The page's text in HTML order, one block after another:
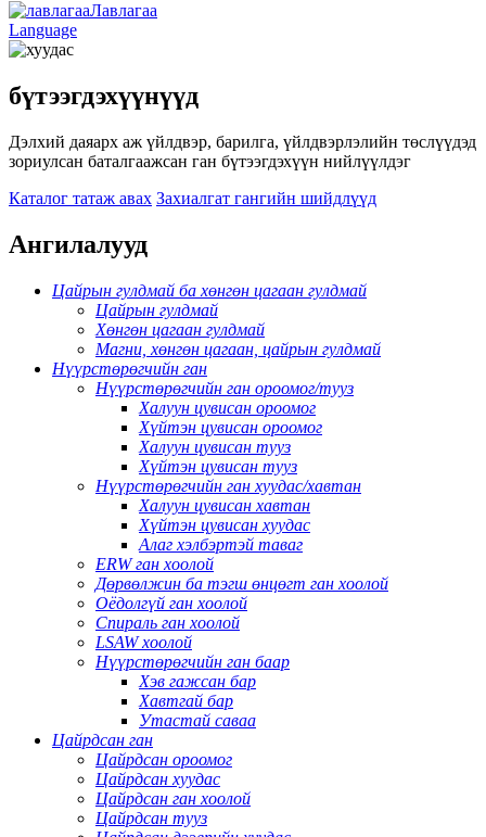
Лавлагаа
Language
бүтээгдэхүүнүүд
Дэлхий даяарх аж үйлдвэр, барилга, үйлдвэрлэлийн төслүүдэд
зориулсан баталгаажсан ган бүтээгдэхүүн нийлүүлдэг
Каталог татаж авах Захиалгат гангийн шийдлүүд
Ангилалууд
Цайрын гулдмай ба хөнгөн цагаан гулдмай
Цайрын гулдмай
Хөнгөн цагаан гулдмай
Магни, хөнгөн цагаан, цайрын гулдмай
Нүүрстөрөгчийн ган
Нүүрстөрөгчийн ган ороомог/тууз
Халуун цувисан ороомог
Хүйтэн цувисан ороомог
Халуун цувисан тууз
Хүйтэн цувисан тууз
Нүүрстөрөгчийн ган хуудас/хавтан
Халуун цувисан хавтан
Хүйтэн цувисан хуудас
Алаг хэлбэртэй таваг
ERW ган хоолой
Дөрвөлжин ба тэгш өнцөгт ган хоолой
Оёдолгүй ган хоолой
Спираль ган хоолой
LSAW хоолой
Нүүрстөрөгчийн ган баар
Хэв гажсан бар
Хавтгай бар
Утастай саваа
Цайрдсан ган
Цайрдсан ороомог
Цайрдсан хуудас
Цайрдсан ган хоолой
Цайрдсан тууз